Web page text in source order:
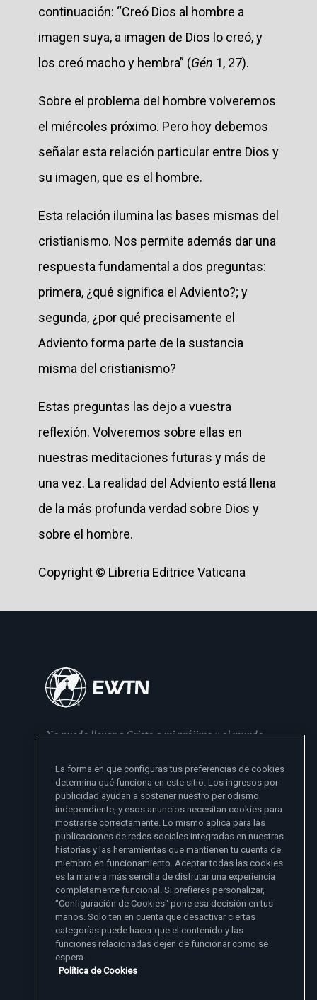
continuación: “Creó Dios al hombre a
imagen suya, a imagen de Dios lo creó, y
los creó macho y hembra” (Gén 1, 27).
Sobre el problema del hombre volveremos
el miércoles próximo. Pero hoy debemos
señalar esta relación particular entre Dios y
su imagen, que es el hombre.
Esta relación ilumina las bases mismas del
cristianismo. Nos permite además dar una
respuesta fundamental a dos preguntas:
primera, ¿qué significa el Adviento?; y
segunda, ¿por qué precisamente el
Adviento forma parte de la sustancia
misma del cristianismo?
Estas preguntas las dejo a vuestra
reflexión. Volveremos sobre ellas en
nuestras meditaciones futuras y más de
una vez. La realidad del Adviento está llena
de la más profunda verdad sobre Dios y
sobre el hombre.
Copyright © Libreria Editrice Vaticana
No puedo llevar a Cristo a mi prójimo y al mundo
- Madre Angelica
Sitios de noticias EWTN
Aci Prensa
ChurchPOP
Afiliados
English
España
Polska
Magyar
Más información
Madre Angelica
Sala de Prensa
Contacto
1-800-447-3986
La forma en que configuras tus preferencias de cookies
determina qué funciona en este sitio. Los ingresos por
publicidad ayudan a sostener nuestro periodismo
independiente, y esos anuncios necesitan cookies para
mostrarse correctamente. Lo mismo aplica para las
publicaciones de redes sociales integradas en nuestras
historias y las herramientas que mantienen tu cuenta de
miembro en funcionamiento. Aceptar todas las cookies
es la manera más sencilla de disfrutar una experiencia
completamente funcional. Si prefieres personalizar,
"Configuración de Cookies" pone esa decisión en tus
manos. Solo ten en cuenta que desactivar ciertas
categorías puede hacer que el contenido y las
funciones relacionadas dejen de funcionar como se
espera.
Política de Cookies